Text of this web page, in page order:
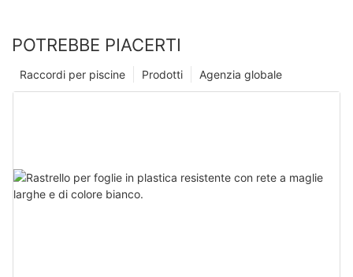
POTREBBE PIACERTI
Agenzia globale
Prodotti
Raccordi per piscine